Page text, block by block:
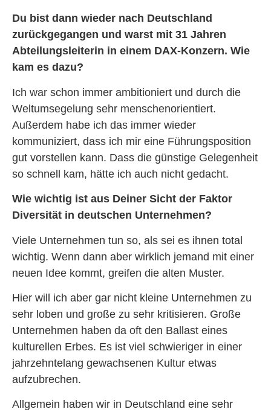
Du bist dann wieder nach Deutschland
zurückgegangen und warst mit 31 Jahren
Abteilungsleiterin in einem DAX-Konzern. Wie
kam es dazu?
Ich war schon immer ambitioniert und durch die
Weltumsegelung sehr menschenorientiert.
Außerdem habe ich das immer wieder
kommuniziert, dass ich mir eine Führungsposition
gut vorstellen kann. Dass die günstige Gelegenheit
so schnell kam, hätte ich auch nicht gedacht.
Wie wichtig ist aus Deiner Sicht der Faktor
Diversität in deutschen Unternehmen?
Viele Unternehmen tun so, als sei es ihnen total
wichtig. Wenn dann aber wirklich jemand mit einer
neuen Idee kommt, greifen die alten Muster.
Hier will ich aber gar nicht kleine Unternehmen zu
sehr loben und große zu sehr kritisieren. Große
Unternehmen haben da oft den Ballast eines
kulturellen Erbes. Es ist viel schwieriger in einer
jahrzehntelang gewachsenen Kultur etwas
aufzubrechen.
Allgemein haben wir in Deutschland eine sehr